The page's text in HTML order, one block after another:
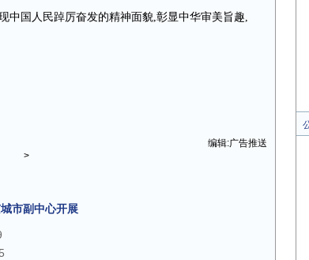
中国人民踔厉奋发的精神面貌,彰显中华审美旨趣,
编辑:广告推送
>
市副中心开展